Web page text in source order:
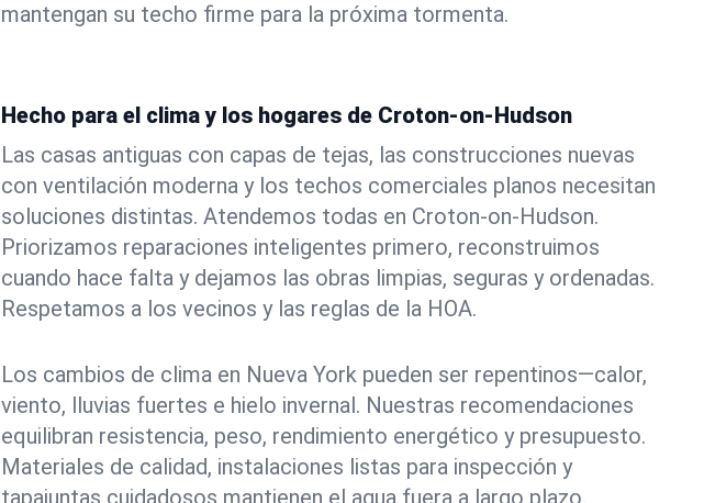
mantengan su techo firme para la próxima tormenta.
Hecho para el clima y los hogares de Croton-on-Hudson
Las casas antiguas con capas de tejas, las construcciones nuevas
con ventilación moderna y los techos comerciales planos necesitan
soluciones distintas. Atendemos todas en Croton-on-Hudson.
Priorizamos reparaciones inteligentes primero, reconstruimos
cuando hace falta y dejamos las obras limpias, seguras y ordenadas.
Respetamos a los vecinos y las reglas de la HOA.
Los cambios de clima en Nueva York pueden ser repentinos—calor,
viento, lluvias fuertes e hielo invernal. Nuestras recomendaciones
equilibran resistencia, peso, rendimiento energético y presupuesto.
Materiales de calidad, instalaciones listas para inspección y
tapajuntas cuidadosos mantienen el agua fuera a largo plazo.